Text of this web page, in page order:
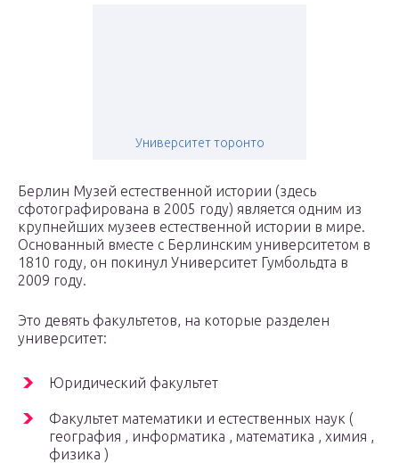
Университет торонто
Берлин Музей естественной истории (здесь
сфотографирована в 2005 году) является одним из
крупнейших музеев естественной истории в мире.
Основанный вместе с Берлинским университетом в
1810 году, он покинул Университет Гумбольдта в
2009 году.
Это девять факультетов, на которые разделен
университет:
Юридический факультет
Факультет математики и естественных наук (
география , информатика , математика , химия ,
физика )